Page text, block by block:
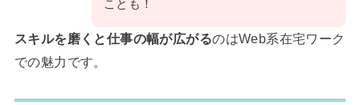
ことも！
スキルを磨くと仕事の幅が広がるのはWeb系在宅ワーク
での魅力です。